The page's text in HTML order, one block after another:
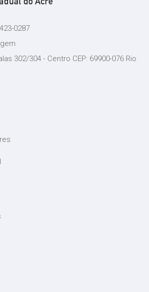
0287
302/304 - Centro CEP: 69900-076 Rio